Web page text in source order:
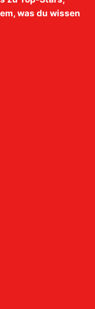
was du wissen